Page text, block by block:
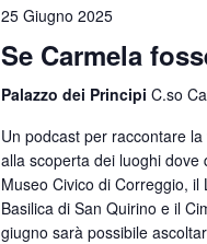
25 Giugno 2025
Se Carmela
Palazzo dei Principi C.so
Un podcast per raccontare
alla scoperta dei luoghi
Museo Civico di Correggio,
Basilica di San Quirino e il
giugno sarà possibile